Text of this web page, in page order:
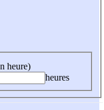
heure)
heures